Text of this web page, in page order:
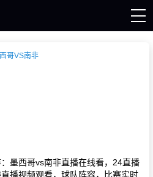
哥VS南非
墨西哥vs南非直播在线看，24直播
播视频观看，球队阵容，比赛实时